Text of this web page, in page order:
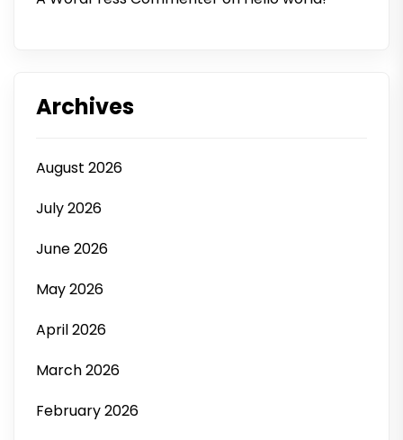
Archives
August 2026
July 2026
June 2026
May 2026
April 2026
March 2026
February 2026